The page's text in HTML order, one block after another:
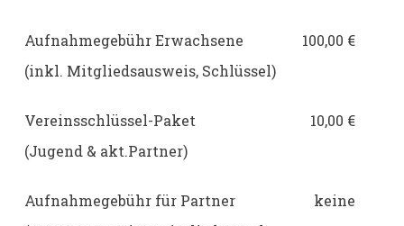
Aufnahmegebühr Erwachsene
100,00 €
(inkl. Mitgliedsausweis, Schlüssel)
Vereinsschlüssel-Paket
10,00 €
(Jugend & akt.Partner)
Aufnahmegebühr für Partner
keine